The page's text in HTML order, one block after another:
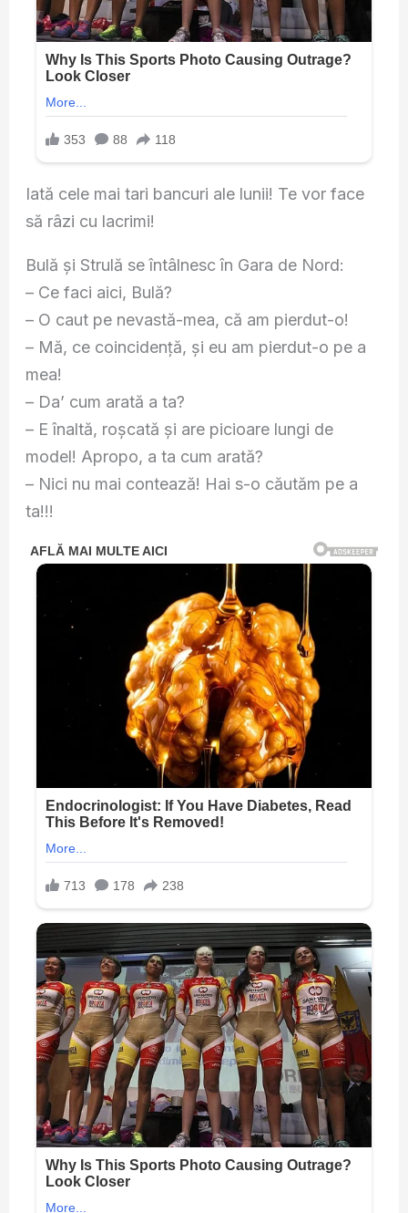
Iată cele mai tari bancuri ale lunii! Te vor face
să râzi cu lacrimi!
Bulă și Strulă se întâlnesc în Gara de Nord:
– Ce faci aici, Bulă?
– O caut pe nevastă-mea, că am pierdut-o!
– Mă, ce coincidenţă, şi eu am pierdut-o pe a
mea!
– Da’ cum arată a ta?
– E înaltă, roşcată şi are picioare lungi de
model! Apropo, a ta cum arată?
– Nici nu mai contează! Hai s-o căutăm pe a
ta!!!